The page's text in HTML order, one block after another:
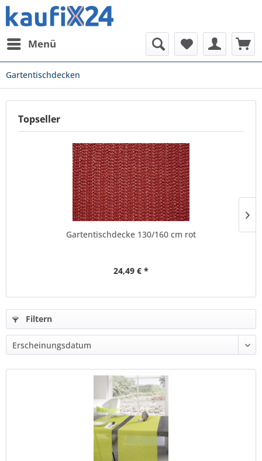
Menü
Gartentischdecken
Topseller
Gartentischdecke 130/160 cm rot
24,49 € *
Filtern